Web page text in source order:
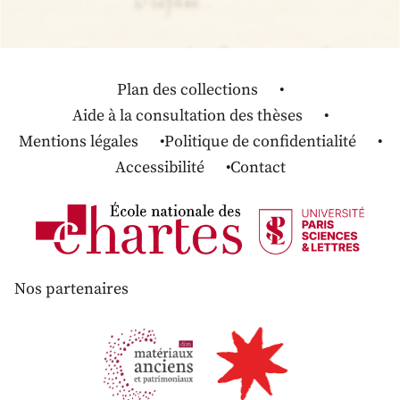
Plan des collections
Aide à la consultation des thèses
Mentions légales
Politique de confidentialité
Accessibilité
Contact
Nos partenaires